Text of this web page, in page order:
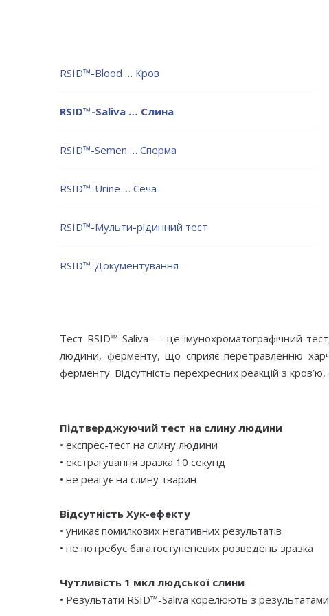
RSID™-Blood … Кров
RSID™-Saliva … Слина
RSID™-Semen … Сперма
RSID™-Urine … Сеча
RSID™-Мульти-рідинний тест
RSID™-Документування
Тест RSID™-Saliva — це імунохроматографічний
людини, ферменту, що сприяє перетравленню
ферменту. Відсутність перехресних реакцій з
Підтверджуючий тест на слину людини
• експрес-тест на слину людини
• екстрагування зразка 10 секунд
• не реагує на слину тварин
Відсутність Хук-ефекту
• уникає помилкових негативних результатів
• не потребує багатоступеневих розведень зразка
Чутливість 1 мкл людської слини
• Результати RSID™-Saliva корелюють з